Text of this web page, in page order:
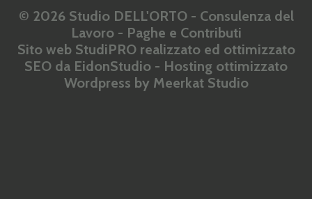
© 2026 Studio DELL'ORTO - Consulenza del
Lavoro - Paghe e Contributi
Sito web StudiPRO realizzato ed ottimizzato
SEO da EidonStudio - Hosting ottimizzato
Wordpress by Meerkat Studio